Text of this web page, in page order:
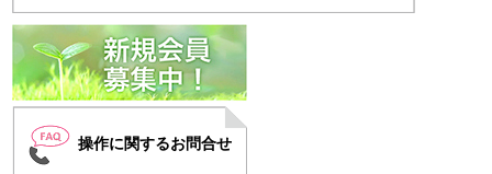
操作に関するお問合せ